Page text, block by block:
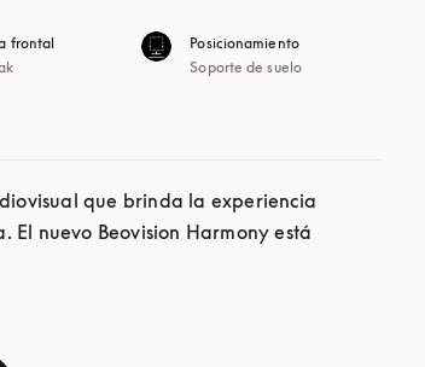
frontal
Posicionamiento
Soporte de suelo
que brinda la experiencia
nuevo Beovision Harmony está